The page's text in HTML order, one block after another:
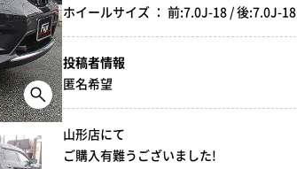
ホイールサイズ ： 前:7.0J-18 / 後:7.0J-18
投稿者情報
匿名希望
山形店にて
ご購入有難うございました!